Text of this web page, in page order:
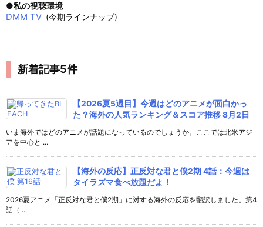
私の視聴環境
DMM TV (今期ラインナップ)
新着記事5件
【2026夏5週目】今週はどのアニメが面白かっ
た？海外の人気ランキング＆スコア推移 8月2日
いま海外ではどのアニメが話題になっているのでしょうか。ここでは北米アジ
アを中心と ...
【海外の反応】正反対な君と僕2期 4話：今週は
タイラズマ食べ放題だよ！
2026夏アニメ「正反対な君と僕2期」に対する海外の反応を翻訳しました。第4
話（ ...